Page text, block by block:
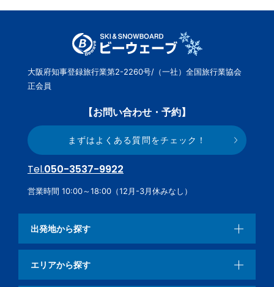
大阪府知事登録旅行業第2-2260号/（一社）全国旅行業協会
正会員
【お問い合わせ・予約】
まずはよくある質問をチェック！
Tel.050-3537-9922
営業時間 10:00～18:00（12月-3月休みなし）
出発地から探す
エリアから探す